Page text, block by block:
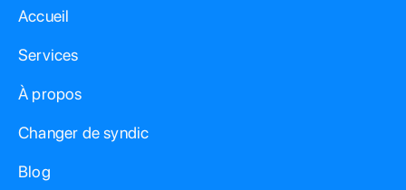
Accueil
Services
À propos
Changer de syndic
Blog